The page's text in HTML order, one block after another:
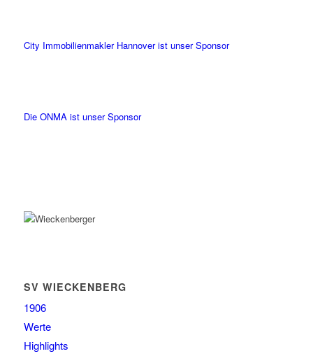
City Immobilienmakler Hannover ist unser Sponsor
Die ONMA ist unser Sponsor
SV WIECKENBERG
1906
Werte
Highlights